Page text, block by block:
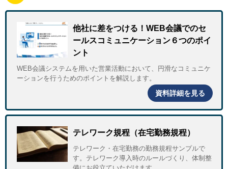
他社に差をつける！WEB会議でのセ
ールスコミュニケーション６つのポイ
ント
WEB会議システムを用いた営業活動において、円滑なコミュニケ
ーションを行うためのポイントを解説します。
資料詳細を見る
テレワーク規程（在宅勤務規程）
テレワーク・在宅勤務の勤務規程サンプルで
す。テレワーク導入時のルールづくり、体制整
備にお役立ていただけます。